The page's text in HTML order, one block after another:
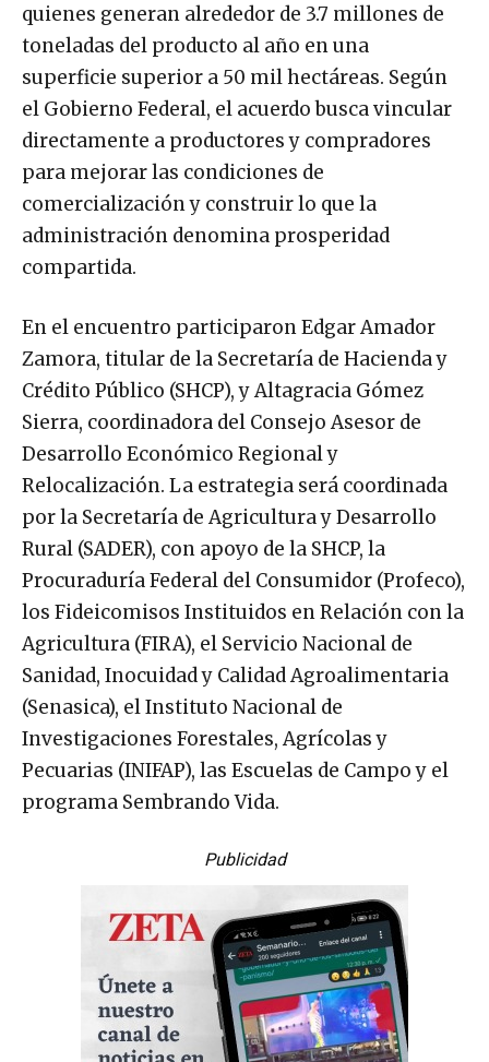
quienes generan alrededor de 3.7 millones de
toneladas del producto al año en una
superficie superior a 50 mil hectáreas. Según
el Gobierno Federal, el acuerdo busca vincular
directamente a productores y compradores
para mejorar las condiciones de
comercialización y construir lo que la
administración denomina prosperidad
compartida.
En el encuentro participaron Edgar Amador
Zamora, titular de la Secretaría de Hacienda y
Crédito Público (SHCP), y Altagracia Gómez
Sierra, coordinadora del Consejo Asesor de
Desarrollo Económico Regional y
Relocalización. La estrategia será coordinada
por la Secretaría de Agricultura y Desarrollo
Rural (SADER), con apoyo de la SHCP, la
Procuraduría Federal del Consumidor (Profeco),
los Fideicomisos Instituidos en Relación con la
Agricultura (FIRA), el Servicio Nacional de
Sanidad, Inocuidad y Calidad Agroalimentaria
(Senasica), el Instituto Nacional de
Investigaciones Forestales, Agrícolas y
Pecuarias (INIFAP), las Escuelas de Campo y el
programa Sembrando Vida.
Publicidad